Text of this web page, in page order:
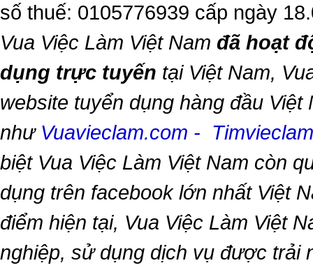
số thuế: 0105776939 cấp ngày
Vua Việc Làm Việt Nam đã hoạt
dụng trực tuyến tại Việt Nam,
website tuyển dụng hàng đầu Việt
như Vuavieclam.com -
biệt Vua Việc Làm Việt Nam còn
dụng trên facebook lớn nhất Việt
điểm hiện tại, Vua Việc Làm Việt
nghiệp, sử dụng dịch vụ được trải